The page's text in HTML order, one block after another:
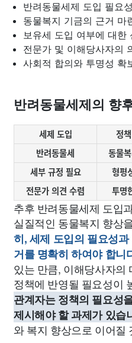
반려동물세제 도입 필요성
동물복지 기금의 근거 마
보유세 도입 여부에 대한
전문가 및 이해당사자의
사회적 합의와 투명성 확
반려동물세제의 향
세제 도입 정
반려동물세
동물
세부 규정 필요
형평
전문가 의견 수렴
투명
추후 반려동물세제 도입
실질적인 동물복지 향상
히, 세제 도입의 필요성
거를 명확히 하여야 합니
있는 만큼, 이해당사자의
정책에 반영될 필요성이
관계자는 정책의 필요성
제시해야 할 과제가 있습
와 복지 향상으로 이어질